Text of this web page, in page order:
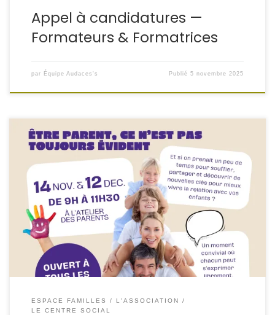
Appel à candidatures —
Formateurs & Formatrices
par Équipe Audaces's Publié5 novembre 2025
Parentali’Thé : être parent, ça s’apprend (et ça se
partage) !Envie de faire une pause, d’échanger sans
jugement et de repartir avec des outils pratiques pour le
quotidien ? Rejoignez notre atelier animé par Josette
Cordier, coach en parentalité, éducation et
communication positive.
Deux dates : vendredi 14
novembre […]
ESPACE FAMILLES
L'ASSOCIATION
LE CENTRE SOCIAL